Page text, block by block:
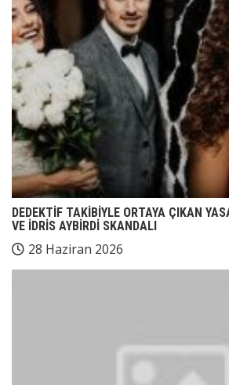
DEDEKTİF TAKİBİYLE ORTAYA ÇIKAN
VE İDRİS AYBİRDİ SKANDALI
28 Haziran 2026